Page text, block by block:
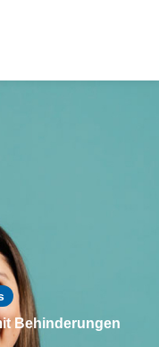
Behinderungen